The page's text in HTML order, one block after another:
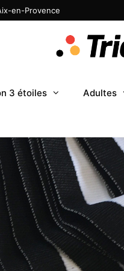
en-Provence
3 étoiles Adultes